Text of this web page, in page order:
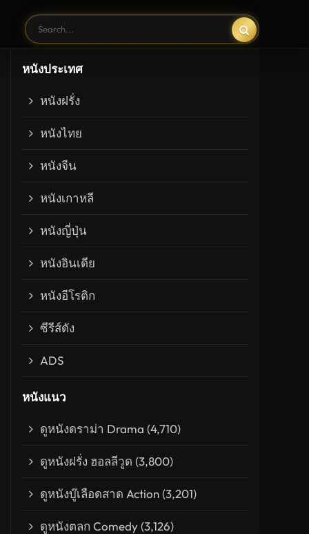
and Legacy of Shimon Peres (2018)
หนังประเทศ
หนังฝรั่ง
หนังไทย
หนังจีน
หนังเกาหลี
หนังญี่ปุ่น
หนังอินเดีย
หนังอีโรติก
ซีรีส์ดัง
ADS
หนังแนว
ดูหนังดราม่า Drama (4,710)
ดูหนังฝรั่ง ฮอลลีวูด (3,800)
ดูหนังบู๊เลือดสาด Action(3,201)
ดูหนังตลก Comedy(3,126)